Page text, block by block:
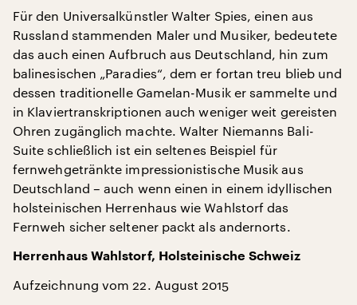
Für den Universalkünstler Walter Spies, einen aus
Russland stammenden Maler und Musiker, bedeutete
das auch einen Aufbruch aus Deutschland, hin zum
balinesischen „Paradies“, dem er fortan treu blieb und
dessen traditionelle Gamelan-Musik er sammelte und
in Klaviertranskriptionen auch weniger weit gereisten
Ohren zugänglich machte. Walter Niemanns Bali-
Suite schließlich ist ein seltenes Beispiel für
fernwehgetränkte impressionistische Musik aus
Deutschland – auch wenn einen in einem idyllischen
holsteinischen Herrenhaus wie Wahlstorf das
Fernweh sicher seltener packt als andernorts.
Herrenhaus Wahlstorf, Holsteinische Schweiz
Aufzeichnung vom 22. August 2015